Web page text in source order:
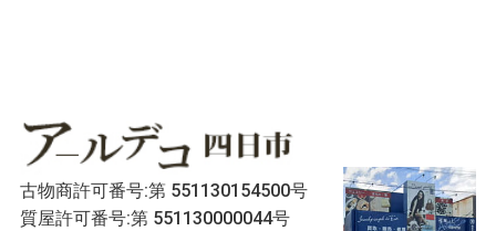
古物商許可番号:第 551130154500号
質屋許可番号:第 551130000044号